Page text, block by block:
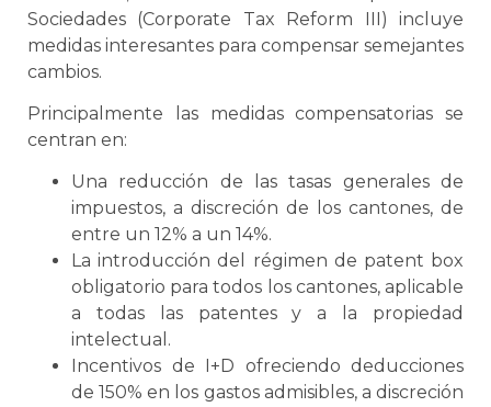
Sociedades (Corporate Tax Reform III) incluye
medidas interesantes para compensar semejantes
cambios.
Principalmente las medidas compensatorias se
centran en:
Una reducción de las tasas generales de
impuestos, a discreción de los cantones, de
entre un 12% a un 14%.
La introducción del régimen de patent box
obligatorio para todos los cantones, aplicable
a todas las patentes y a la propiedad
intelectual.
ncentivos de I+D ofreciendo deducciones
de 150% en los gastos admisibles, a discreción